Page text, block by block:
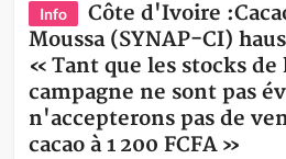
Info
Côte d'Ivoire
Moussa (SYNAP-CI)
« Tant que les stocks de
campagne ne sont pas
n'accepterons pas de
cacao à 1 200 FCFA »